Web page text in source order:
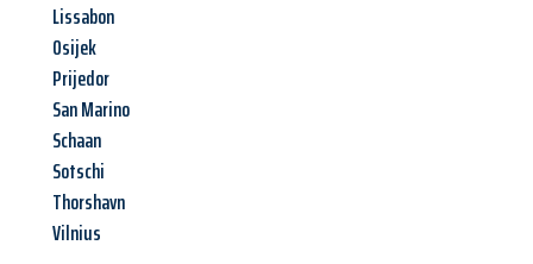
Lissabon
Osijek
Prijedor
San Marino
Schaan
Sotschi
Thorshavn
Vilnius